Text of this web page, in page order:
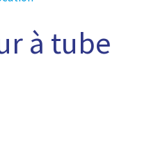
à tube